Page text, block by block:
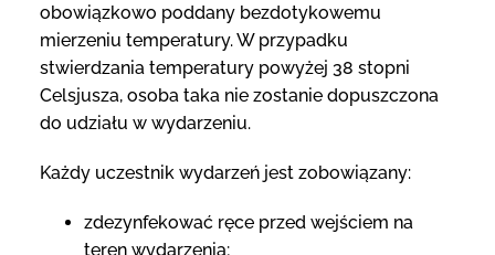
obowiązkowo poddany bezdotykowemu
mierzeniu temperatury. W przypadku
stwierdzania temperatury powyżej 38 stopni
Celsjusza, osoba taka nie zostanie dopuszczona
do udziału w wydarzeniu.
Każdy uczestnik wydarzeń jest zobowiązany:
zdezynfekować ręce przed wejściem na
teren wydarzenia;